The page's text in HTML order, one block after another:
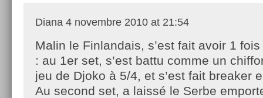
Diana 4 novembre 2010 at 21:54
Malin le Finlandais, s’est fait avoir 1
: au 1er set, s’est battu comme un
jeu de Djoko à 5/4, et s’est fait breaker
Au second set, a laissé le Serbe